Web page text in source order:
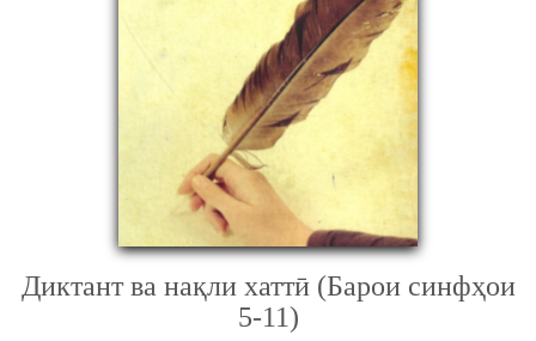
Диктант ва нақли хаттӣ (Барои синфҳои
5-11)